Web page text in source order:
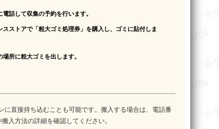
話して収集の予約を行います。
スストアで「粗大ゴミ処理券」を購入し、ゴミに貼付しま
所に粗大ゴミを出します。
に直接持ち込むことも可能です。搬入する場合は、電話番
入方法の詳細を確認してください。